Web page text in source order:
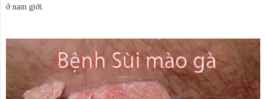
ở nam giới.